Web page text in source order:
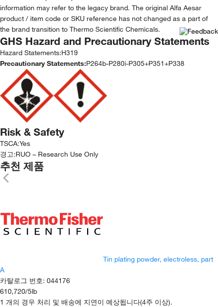
information may refer to the legacy brand. The original Alfa Aesar
product / item code or SKU reference has not changed as a part of
the brand transition to Thermo Scientific Chemicals.
GHS Hazard and Precautionary Statements
Hazard Statements:H319
Precautionary Statements:P264b-P280i-P305+P351+P338
Risk & Safety
TSCA:Yes
경고:RUO – Research Use Only
추천 제품
Tin plating powder, electroless, part
A
카탈로그 번호: 044176
610,720/5lb
1 개의 경우 처리 및 배송에 지연이 예상됩니다(4주 이상).